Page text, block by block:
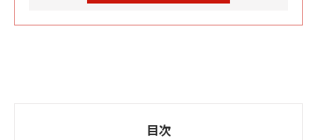
目次